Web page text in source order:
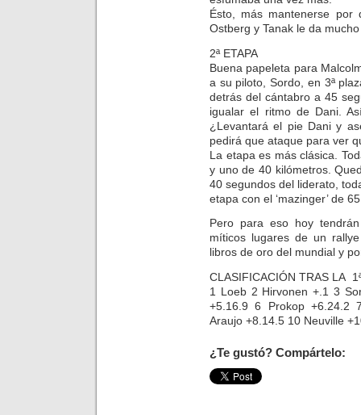
Ésto, más mantenerse
Ostberg y Tanak le da
2ª ETAPA
Buena papeleta para
a su piloto, Sordo, en 3ª
detrás del cántabro a 45
igualar el ritmo de Dani.
¿Levantará el pie Dani y
pedirá que ataque para ver
La etapa es más clásica.
y uno de 40 kilómetros.
40 segundos del liderato,
etapa con el ‘mazinger’ de
Pero para eso hoy
míticos lugares de un
libros de oro del mundial y
CLASIFICACIÓN TRAS LA
1 Loeb 2 Hirvonen +.1 3
+5.16.9 6 Prokop +6.24.2
Araujo +8.14.5 10 Neuville
¿Te gustó? Compártelo: